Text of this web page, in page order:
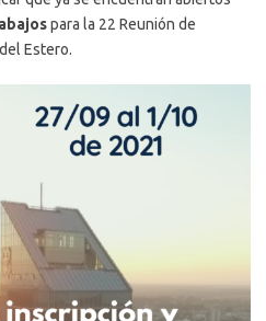
para la 22 Reunión de
Estero.